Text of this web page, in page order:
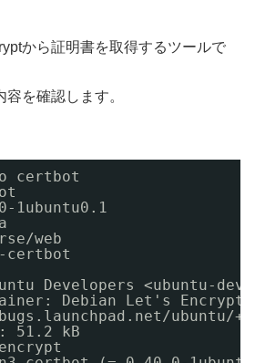
から証明書を取得するツールで
を確認します。
certbot
1ubuntu0.1
/web
certbot
Developers <ubuntu-
Debian Let's Encrypt
.launchpad.net /ubuntu/
51.2 kB